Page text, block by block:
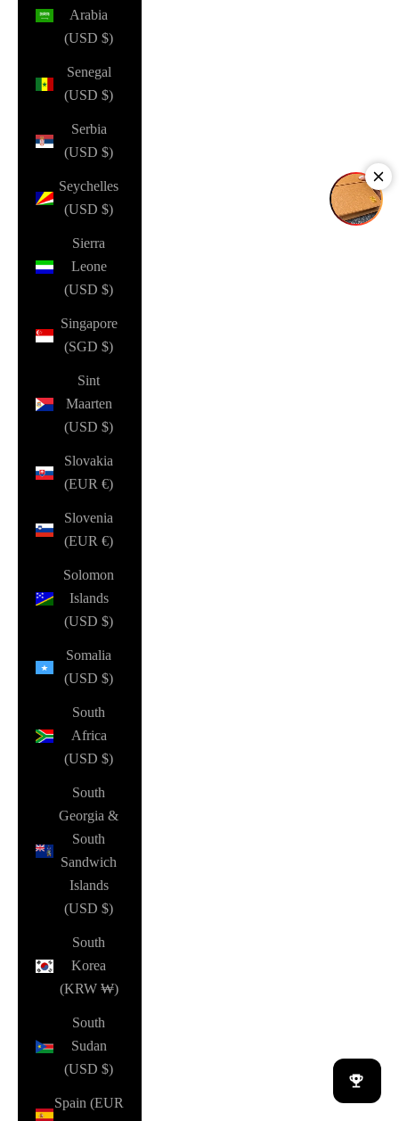
Arabia
(USD $)
Senegal
(USD $)
Serbia
(USD $)
Seychelles
(USD $)
Sierra
Leone
(USD $)
Singapore
(SGD $)
Sint
Maarten
(USD $)
Slovakia
(EUR €)
Slovenia
(EUR €)
Solomon
Islands
(USD $)
Somalia
(USD $)
South
Africa
(USD $)
South
Georgia &
South
Sandwich
Islands
(USD $)
South
Korea
(KRW ₩)
South
Sudan
(USD $)
Spain (EUR